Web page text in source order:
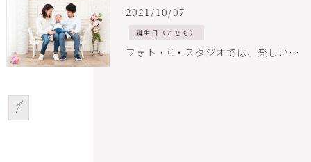
2021/10/07
誕生日（こども）
フォト・C・スタジオでは、楽しい雰囲気の中でお子様の自然な表情を撮影します！！
1